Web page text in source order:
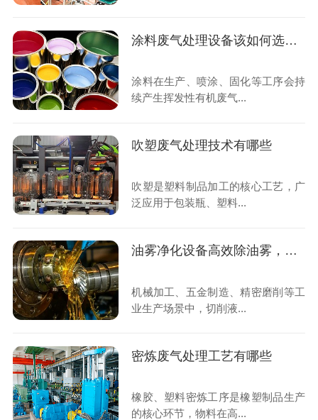
涂料废气处理设备该如何选才能达标排放
涂料在生产、喷涂、固化等工序会持
续产生挥发性有机废气...
吹塑废气处理技术有哪些
吹塑是塑料制品加工的核心工艺，广
泛应用于包装瓶、塑料...
油雾净化设备高效除油雾，为企业打造绿色洁净生产环境
机械加工、五金制造、精密磨削等工
业生产场景中，切削液...
密炼废气处理工艺有哪些
橡胶、塑料密炼工序是橡塑制品生产
的核心环节，物料在高...